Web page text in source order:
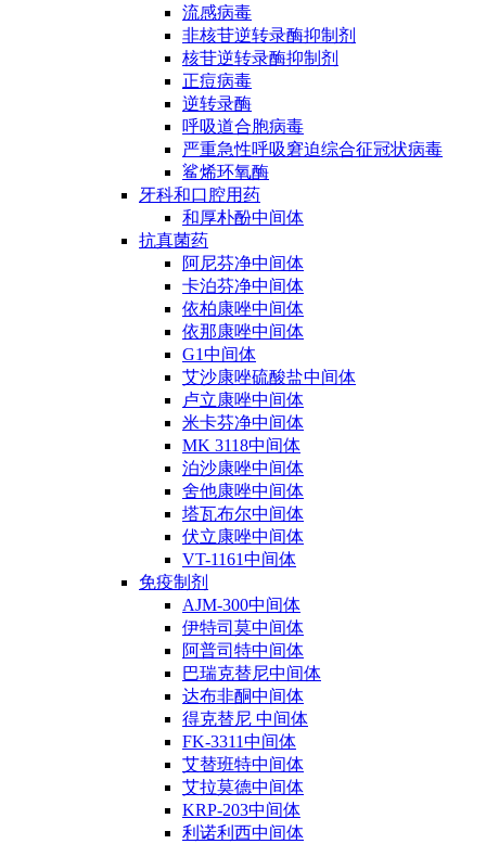
流感病毒
非核苷逆转录酶抑制剂
核苷逆转录酶抑制剂
正痘病毒
逆转录酶
呼吸道合胞病毒
严重急性呼吸窘迫综合征冠状病毒
鲨烯环氧酶
牙科和口腔用药
和厚朴酚中间体
抗真菌药
阿尼芬净中间体
卡泊芬净中间体
依柏康唑中间体
依那康唑中间体
G1中间体
艾沙康唑硫酸盐中间体
卢立康唑中间体
米卡芬净中间体
MK 3118中间体
泊沙康唑中间体
舍他康唑中间体
塔瓦布尔中间体
伏立康唑中间体
VT-1161中间体
免疫制剂
AJM-300中间体
伊特司莫中间体
阿普司特中间体
巴瑞克替尼中间体
达布非酮中间体
得克替尼 中间体
FK-3311中间体
艾替班特中间体
艾拉莫德中间体
KRP-203中间体
利诺利西中间体